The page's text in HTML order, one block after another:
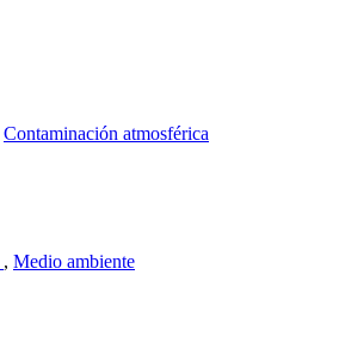
Contaminación atmosférica
, Medio ambiente